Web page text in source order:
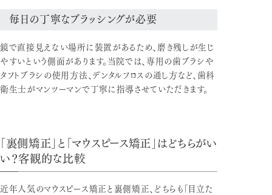
毎日の丁寧なブラッシングが必要
鏡で直接見えない場所に装置があるため、磨き残しが生じ
やすいという側面があります。当院では、専用の歯ブラシや
タフトブラシの使用方法、デンタルフロスの通し方など、歯科
衛生士がマンツーマンで丁寧に指導させていただきます。
「裏側矯正」と「マウスピース矯正」はどちらがい
い？客観的な比較
近年人気のマウスピース矯正と裏側矯正、どちらも「目立た